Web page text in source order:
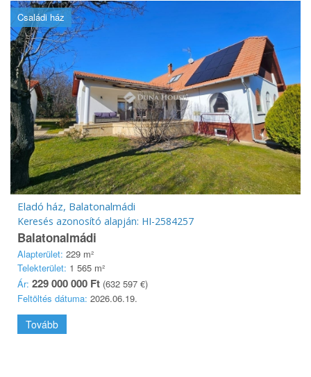
Családi ház
Eladó ház, Balatonalmádi
Keresés azonosító alapján: HI-2584257
Balatonalmádi
Alapterület: 229 m²
Telekterület: 1 565 m²
Ár: 229 000 000 Ft (632 597 €)
Feltöltés dátuma: 2026.06.19.
Tovább